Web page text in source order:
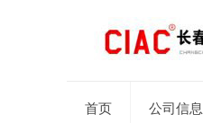
首页 公司信息